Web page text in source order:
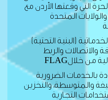
التي وقعتها الأردن مع
المتحدة
(البنية التحتية)
والاتصالات والربط
من خلالFLAG
بالخدمات الضرورية
والمتوسطة، والتخزين
التجارية